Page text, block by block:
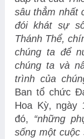
sâu thẳm nhất
đói khát sự
Thánh Thể,
chúng ta để
chúng ta và
trình của
Ban tổ chức
Hoa Kỳ, ngày
đó, “những
sống một